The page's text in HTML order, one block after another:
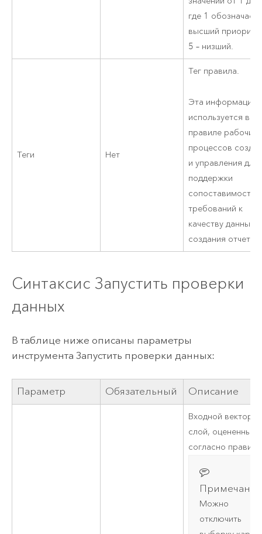
где 1 обозначает
высший
5 – низший.
Теги Нет
Тег правила.
Эта информация
используется в
правиле рабочих
процессов
и управления для
поддержки
сопоставимости
требований к
качеству данных и
создания
Синтаксис Запустить проверки
данных
В таблице ниже описаны параметры
инструмента Запустить проверки данных:
Параметр Обязательный Описание
Входной
слой, оцененный
согласно
Можно
отключить